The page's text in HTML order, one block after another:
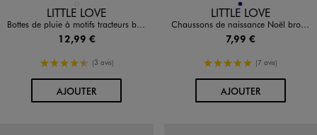
Disponible en 1 coloris
LITTLE LOVE
Bottes de pluie à motifs tracteurs bébé garçon - Little Love
12,99 €
4.5/5 de moyenne
(3 avis)
AJOUTERAU PANIER
Disponible en 1 coloris
MARINE
LITTLE LOVE
Chaussons de naissance Noël brodé bébé
7,99 €
5/5 de moyenne
(7 avis)
AJOUTERAU PANIER